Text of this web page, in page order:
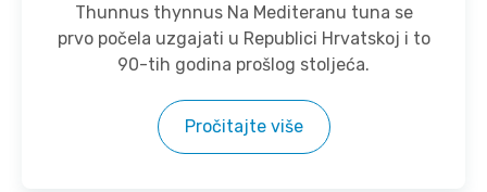
Thunnus thynnus Na Mediteranu tuna se
prvo počela uzgajati u Republici Hrvatskoj i to
90-tih godina prošlog stoljeća.
Pročitajte više